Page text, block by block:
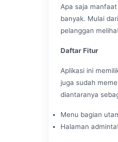
Apa saja
banyak. Mulai
pelanggan
Daftar Fitur
Aplikasi ini
juga sudah
diantaranya
Menu bagian
Halaman